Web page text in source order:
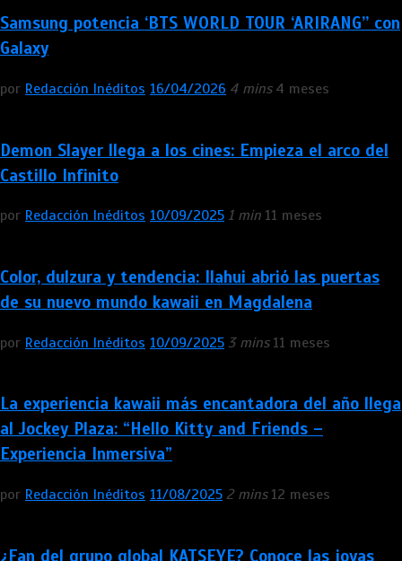
Samsung potencia ‘BTS WORLD TOUR ‘ARIRANG’’ con
Galaxy
por Redacción Inéditos 16/04/2026 4 mins 4 meses
Demon Slayer llega a los cines: Empieza el arco del
Castillo Infinito
por Redacción Inéditos 10/09/2025 1 min 11 meses
Color, dulzura y tendencia: Ilahui abrió las puertas
de su nuevo mundo kawaii en Magdalena
por Redacción Inéditos 10/09/2025 3 mins 11 meses
La experiencia kawaii más encantadora del año llega
al Jockey Plaza: “Hello Kitty and Friends –
Experiencia Inmersiva”
por Redacción Inéditos 11/08/2025 2 mins 12 meses
¿Fan del grupo global KATSEYE? Conoce las joyas